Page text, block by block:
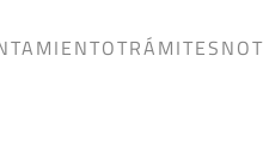
TRÁMITES